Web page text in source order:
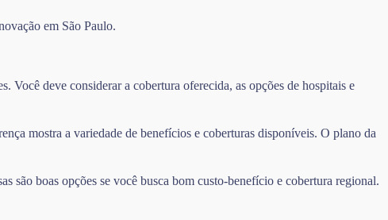
em São Paulo.
Você deve considerar a cobertura oferecida, as opções de hospitais e
mostra a variedade de benefícios e coberturas disponíveis. O plano da
são boas opções se você busca bom custo-benefício e cobertura regional.